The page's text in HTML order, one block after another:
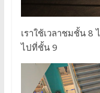
เราใช้เวลาชมชั้น
ไปที่ชั้น 9